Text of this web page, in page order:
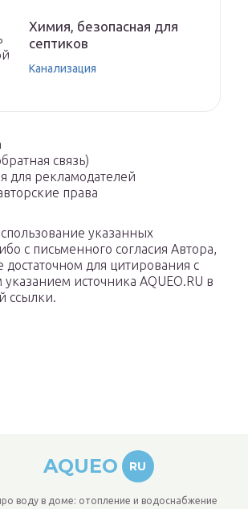
Химия, безопасная для
септиков
Канализация
связь)
для рекламодателей
права
указанных
с письменного согласия Автора,
достаточном для цитирования с
источника AQUEO.RU в
ссылки.
AQUEO RU
воду в доме: отопление и водоснабжение